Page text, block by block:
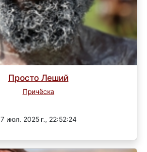
Просто Леший
Причёска
7 июл. 2025 г., 22:52:24